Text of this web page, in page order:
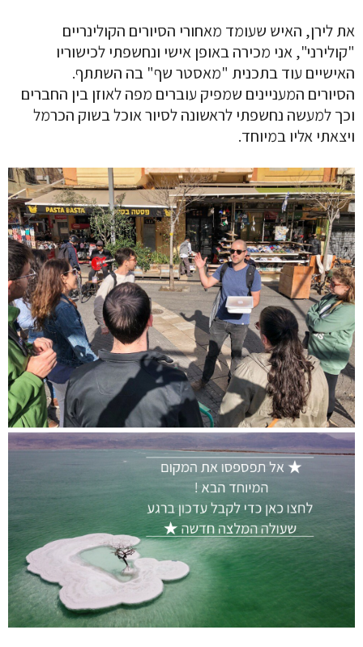
את לירן, האיש שעומד מאחורי הסיורים הקולינריים
"קולירני", אני מכירה באופן אישי ונחשפתי לכישוריו
האישיים עוד בתכנית "מאסטר שף" בה השתתף.
הסיורים המעניינים שמפיק עוברים מפה לאוזן בין החברים
וכך למעשה נחשפתי לראשונה לסיור אוכל בשוק הכרמל
ויצאתי אליו במיוחד.